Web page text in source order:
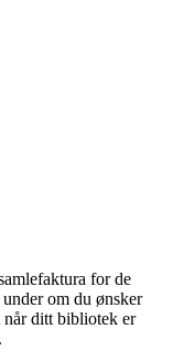
for de
om du ønsker
når ditt bibliotek er